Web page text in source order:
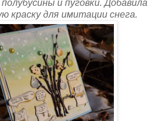
и пуговки. Добавила
краску для имитации снега.